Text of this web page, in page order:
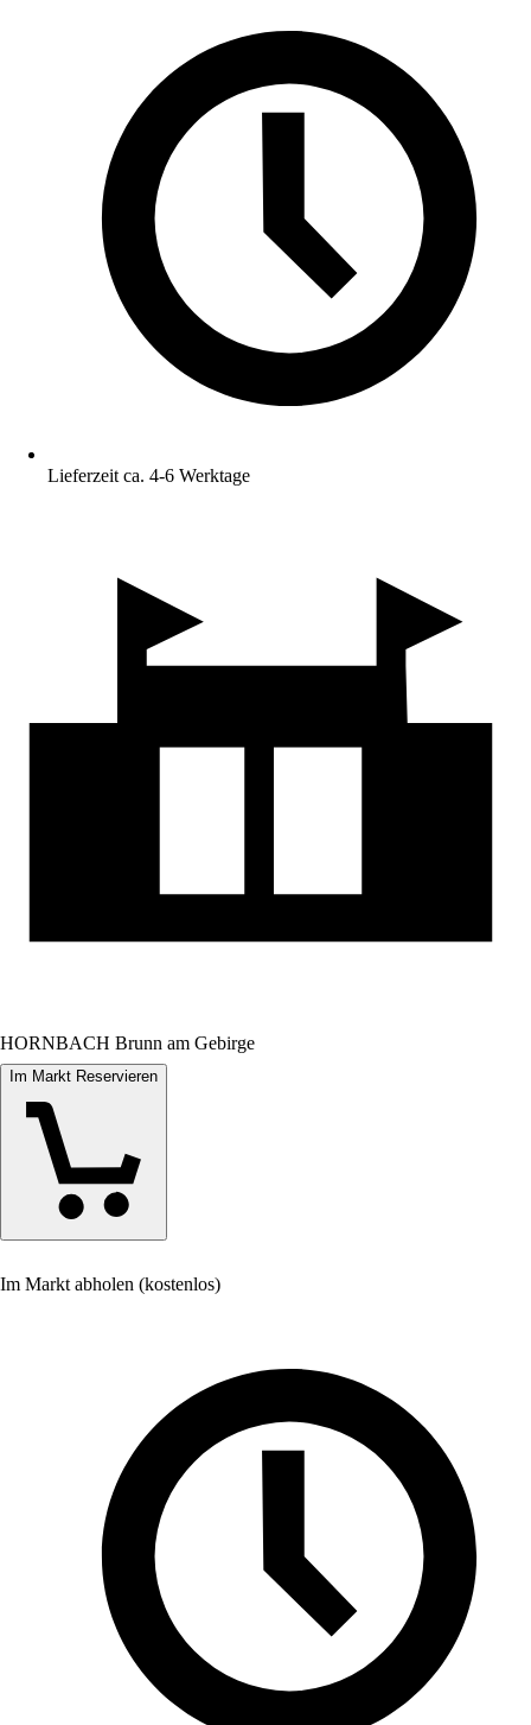
Lieferzeit ca. 4-6 Werktage
HORNBACH Brunn am Gebirge
Im Markt Reservieren
Im Markt abholen (kostenlos)